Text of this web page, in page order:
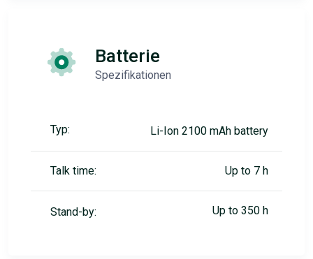
Batterie
Spezifikationen
Typ: Li-Ion 2100 mAh battery
Talk time: Up to 7 h
Stand-by: Up to 350 h